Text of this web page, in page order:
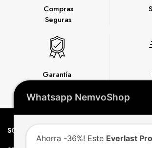
Garantía
Compras
Seguras
SOBRE NEMVO
Whatsapp NemvoShop
Ahorra -36%! Este Everlast